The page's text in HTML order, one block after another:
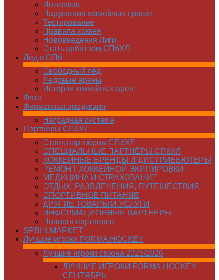
Интервью
Нарушения хоккейных правил
Тестирование
Правила хоккея
Нововведения Лиги
Стать арбитром СПбХЛ
Лёд в СПб
Свободный лёд
Ледовые арены
Истории хоккейных арен
Фото
Фирменная продукция
Наградная система
Партнеры СПбХЛ
Стань партнёром СПбХЛ
СПЕЦИАЛЬНЫЕ ПАРТНЁРЫ СПбХЛ
ХОККЕЙНЫЕ БРЕНДЫ И ДИСТРИБЬЮТЕРЫ
РЕМОНТ ХОККЕЙНОЙ ЭКИПИРОВКИ
МЕДИЦИНА И СТРАХОВАНИЕ
ОТДЫХ, РАЗВЛЕЧЕНИЯ, ПУТЕШЕСТВИЯ
СПОРТИВНОЕ ПИТАНИЕ
ДРУГИЕ ТОВАРЫ И УСЛУГИ
ИНФОРМАЦИОННЫЕ ПАРТНЁРЫ
Новости партнеров
SPBHLMARKET
Лучшие игроки FORMA.HOCKEY
Лучшие игроки сезона 2025/2026
ЛУЧШИЕ ИГРОКИ FORMA.HOCKEY —
СЕНТЯБРЬ